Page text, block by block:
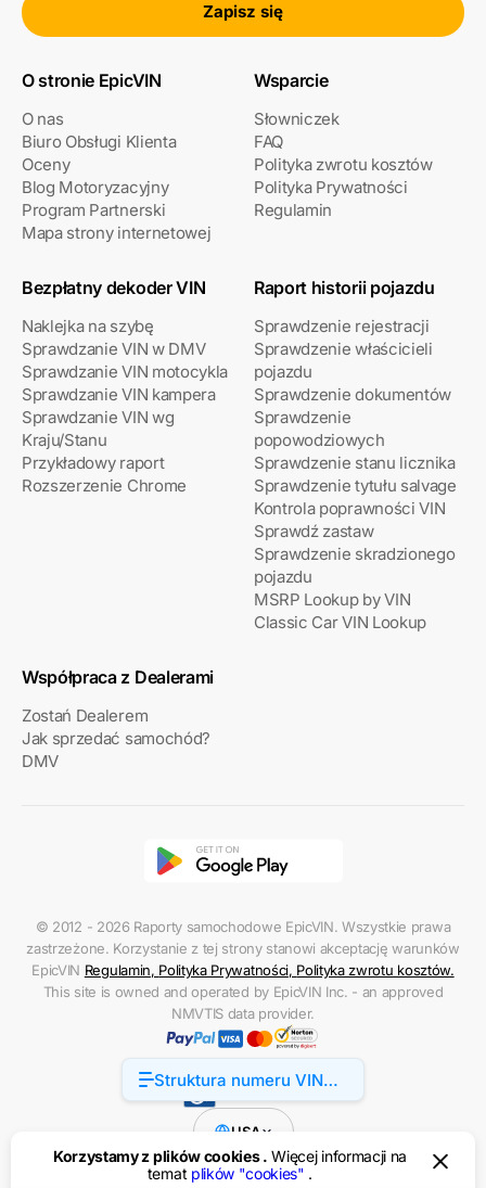
Struktura numeru VIN
Acura RDX
Zapisz się
O stronie EpicVIN
O nas
Biuro Obsługi Klienta
Oceny
Blog Motoryzacyjny
Program Partnerski
Mapa strony internetowej
Wsparcie
Słowniczek
FAQ
Polityka zwrotu kosztów
Polityka Prywatności
Regulamin
Bezpłatny dekoder VIN
Naklejka na szybę
Sprawdzanie VIN w DMV
Sprawdzanie VIN motocykla
Sprawdzanie VIN kampera
Sprawdzanie VIN wg
Kraju/Stanu
Przykładowy raport
Rozszerzenie Chrome
Raport historii pojazdu
Sprawdzenie rejestracji
Sprawdzenie właścicieli
pojazdu
Sprawdzenie dokumentów
Sprawdzenie
popowodziowych
Sprawdzenie stanu licznika
Sprawdzenie tytułu salvage
Kontrola poprawności VIN
Sprawdź zastaw
Sprawdzenie skradzionego
pojazdu
MSRP Lookup by VIN
Classic Car VIN Lookup
Współpraca z Dealerami
Zostań Dealerem
Jak sprzedać samochód?
DMV
© 2012 - 2026 Raporty samochodowe EpicVIN. Wszystkie prawa
zastrzeżone. Korzystanie z tej strony stanowi akceptację warunków
EpicVIN Regulamin, Polityka Prywatności, Polityka zwrotu kosztów.
This site is owned and operated by EpicVIN Inc. - an approved
NMVTIS data provider.
USA
Dostępność
Korzystamy z plików cookies . Więcej informacji na
temat plików "сookies" .